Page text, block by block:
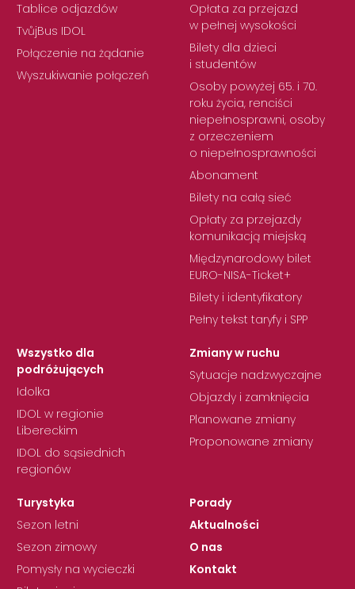
Tablice odjazdów
TvůjBus IDOL
Połączenie na żądanie
Wyszukiwanie połączeń
Opłata za przejazd
w pełnej wysokości
Bilety dla dzieci
i studentów
Osoby powyżej 65. i 70.
roku życia, renciści
niepełnosprawni, osoby
z orzeczeniem
o niepełnosprawności
Abonament
Bilety na całą sieć
Opłaty za przejazdy
komunikacją miejską
Międzynarodowy bilet
EURO-NISA-Ticket+
Bilety i identyfikatory
Pełny tekst taryfy i SPP
Wszystko dla
podróżujących
Idolka
IDOL w regionie
Libereckim
IDOL do sąsiednich
regionów
Zmiany w ruchu
Sytuacje nadzwyczajne
Objazdy i zamknięcia
Planowane zmiany
Proponowane zmiany
Turystyka
Sezon letni
Sezon zimowy
Pomysły na wycieczki
Porady
Aktualności
O nas
Kontakt